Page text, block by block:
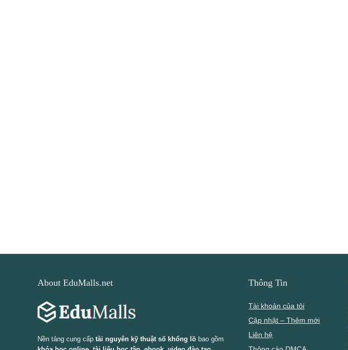
About EduMalls.net
Nền tảng cung cấp tài nguyên kỹ thuật số khổng lồbao gồm
Thông Tin
Tài khoản của tôi
Cập nhật – Thêm mới
Liên hệ